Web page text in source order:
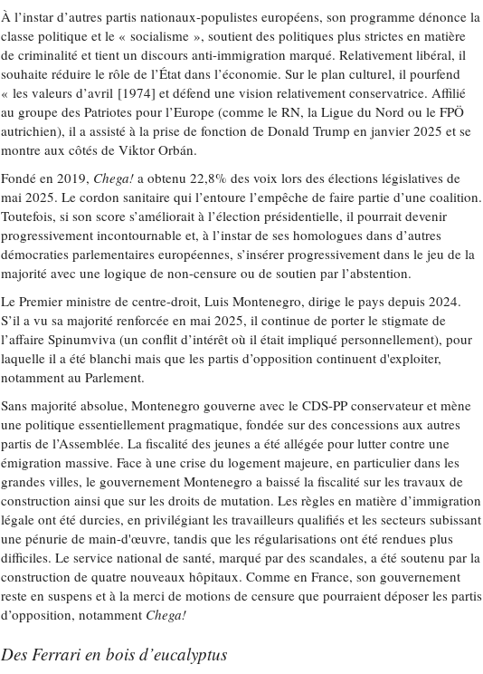
À l’instar d’autres partis nationaux-populistes européens, son programme dénonce la
classe politique et le « socialisme », soutient des politiques plus strictes en matière
de criminalité et tient un discours anti-immigration marqué. Relativement libéral, il
souhaite réduire le rôle de l’État dans l’économie. Sur le plan culturel, il pourfend
« les valeurs d’avril [1974] et défend une vision relativement conservatrice. Affilié
au groupe des Patriotes pour l’Europe (comme le RN, la Ligue du Nord ou le FPÖ
autrichien), il a assisté à la prise de fonction de Donald Trump en janvier 2025 et se
montre aux côtés de Viktor Orbán.
Fondé en 2019, Chega! a obtenu 22,8% des voix lors des élections législatives de
mai 2025. Le cordon sanitaire qui l’entoure l’empêche de faire partie d’une coalition.
Toutefois, si son score s’améliorait à l’élection présidentielle, il pourrait devenir
progressivement incontournable et, à l’instar de ses homologues dans d’autres
démocraties parlementaires européennes, s’insérer progressivement dans le jeu de la
majorité avec une logique de non-censure ou de soutien par l’abstention.
Le Premier ministre de centre-droit, Luis Montenegro, dirige le pays depuis 2024.
S’il a vu sa majorité renforcée en mai 2025, il continue de porter le stigmate de
l’affaire Spinumviva (un conflit d’intérêt où il était impliqué personnellement), pour
laquelle il a été blanchi mais que les partis d’opposition continuent d'exploiter,
notamment au Parlement.
Sans majorité absolue, Montenegro gouverne avec le CDS-PP conservateur et mène
une politique essentiellement pragmatique, fondée sur des concessions aux autres
partis de l’Assemblée. La fiscalité des jeunes a été allégée pour lutter contre une
émigration massive. Face à une crise du logement majeure, en particulier dans les
grandes villes, le gouvernement Montenegro a baissé la fiscalité sur les travaux de
construction ainsi que sur les droits de mutation. Les règles en matière d’immigration
légale ont été durcies, en privilégiant les travailleurs qualifiés et les secteurs subissant
une pénurie de main-d'œuvre, tandis que les régularisations ont été rendues plus
difficiles. Le service national de santé, marqué par des scandales, a été soutenu par la
construction de quatre nouveaux hôpitaux. Comme en France, son gouvernement
reste en suspens et à la merci de motions de censure que pourraient déposer les partis
d’opposition, notamment Chega!
Des Ferrari en bois d’eucalyptus